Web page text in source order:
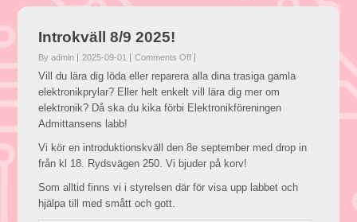
Introkväll 8/9 2025!
By admin 2025-09-01 Comments Offon
Introkväll
2025!
Vill du lära dig löda eller reparera alla dina trasiga gamla
elektronikprylar? Eller helt enkelt vill lära dig mer om
elektronik? Då ska du kika förbi Elektronikföreningen
Admittansens labb!
Vi kör en introduktionskväll den 8e september med drop in
från kl 18. Rydsvägen 250. Vi bjuder på korv!
Som alltid finns vi i styrelsen där för visa upp labbet och
hjälpa till med smått och gott.